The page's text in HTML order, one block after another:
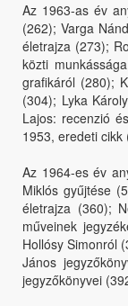
Az 1963-as év
(262); Varga
életrajza (273);
közti
grafikáról (280);
(304); Lyka
Lajos: recenzió
1953, eredeti
Az 1964-es év
Miklós gyűjtése
életrajza (360);
műveinek
Hollósy Simonról
János
jegyzőkönyvei